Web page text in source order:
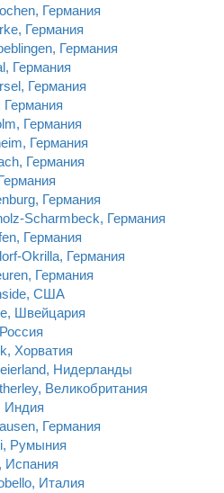
Германия
Германия
Германия
Германия
Германия
Германия
Германия
Германия
Германия
Германия
Scharmbeck, Германия
Германия
Okrilla, Германия
Германия
США
Швейцария
Хорватия
Нидерланды
Великобритания
Индия
Германия
Румыния
Испания
Италия